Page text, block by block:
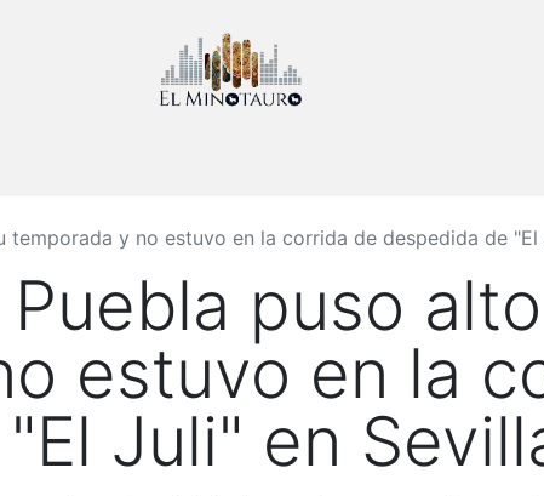
temporada y no estuvo en la corrida de despedida de "El
puso
estuvo en la
Juli" en